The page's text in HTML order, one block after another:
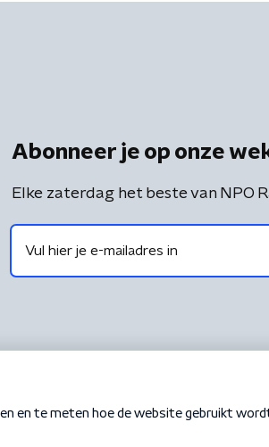
Abonneer je op onze
Elke zaterdag het beste van NPO